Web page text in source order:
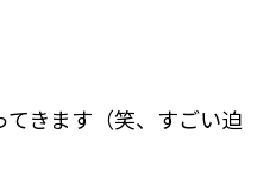
てきます（笑、すごい迫